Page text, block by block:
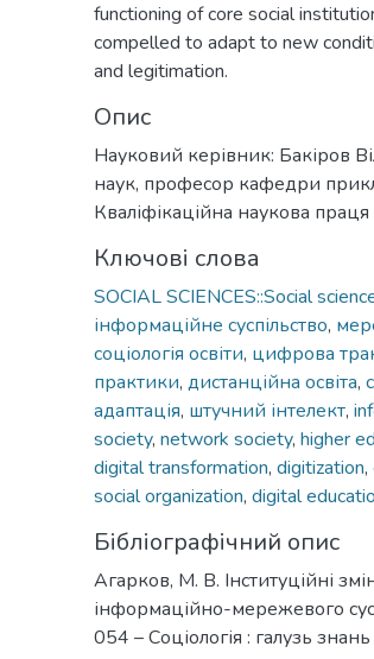
functioning of core social
compelled to adapt to new
and legitimation.
Опис
Науковий керівник: Бакіров
наук, професор кафедри
Кваліфікаційна наукова
Ключові слова
SOCIAL SCIENCES::Social
інформаційне суспільство,
соціологія освіти, цифрова
практики, дистанційна освіта,
адаптація, штучний інтелект,
society, network society, higher
digital transformation, digitization,
social organization, digital
Бібліографічний опис
Агарков, М. В. Інституційні
інформаційно-мережевого
054 – Соціологія : галузь